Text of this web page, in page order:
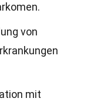
von
mit